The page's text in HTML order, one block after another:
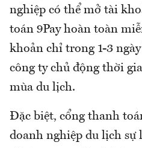
nghiệp có thể mở tài
toán 9Pay hoàn toàn
khoản chỉ trong 1-3
công ty chủ động thời
mùa du lịch.
Đặc biệt, cổng thanh
doanh nghiệp du lịch